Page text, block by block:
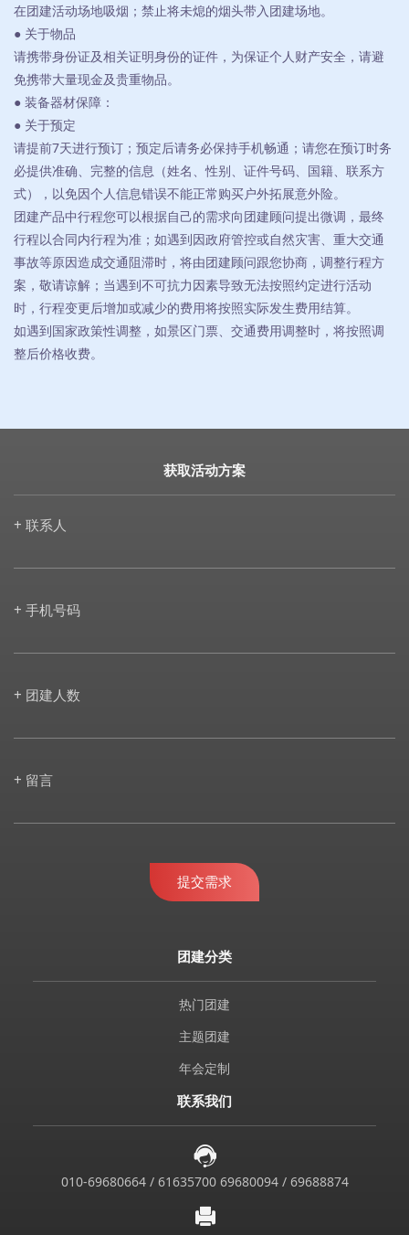
在团建活动场地吸烟；禁止将未熄的烟头带入团建场地。
● 关于物品
请携带身份证及相关证明身份的证件，为保证个人财产安全，请避
免携带大量现金及贵重物品。
● 装备器材保障：
● 关于预定
请提前7天进行预订；预定后请务必保持手机畅通；请您在预订时务
必提供准确、完整的信息（姓名、性别、证件号码、国籍、联系方
式），以免因个人信息错误不能正常购买户外拓展意外险。
团建产品中行程您可以根据自己的需求向团建顾问提出微调，最终
行程以合同内行程为准；如遇到因政府管控或自然灾害、重大交通
事故等原因造成交通阻滞时，将由团建顾问跟您协商，调整行程方
案，敬请谅解；当遇到不可抗力因素导致无法按照约定进行活动
时，行程变更后增加或减少的费用将按照实际发生费用结算。
如遇到国家政策性调整，如景区门票、交通费用调整时，将按照调
整后价格收费。
获取活动方案
+ 联系人
+ 手机号码
+ 团建人数
+ 留言
提交需求
团建分类
热门团建
主题团建
年会定制
联系我们
010-69680664 / 61635700 69680094 / 69688874